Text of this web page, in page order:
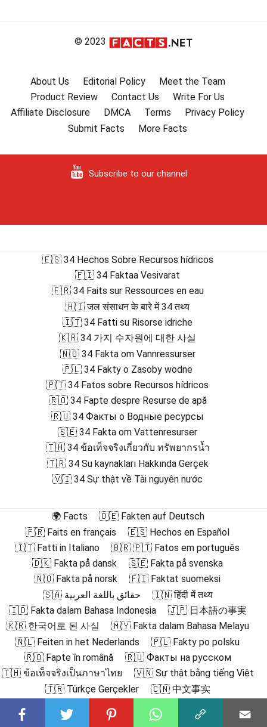
© 2023
About Us Editorial Policy
Meet the Team
Product Review
Contact Us
Write For Us
Affiliate Disclosure
DMCA Terms
Privacy Policy
Submit Facts
More Facts
Subscribe to our channel
🇪🇸 34 Hechos Sobre Recursos hídricos
🇫🇮 34 Faktaa Vesivarat
🇫🇷 34 Faits sur Ressources en eau
🇭🇮 जल संसाधन के बारे में 34 तथ्य
🇮🇹 34 Fatti su Risorse idriche
🇰🇷 34 가지 수자원에 대한 사실
🇳🇴 34 Fakta om Vannressurser
🇵🇱 34 Fakty o Zasoby wodne
🇵🇹 34 Fatos sobre Recursos hídricos
🇷🇴 34 Fapte despre Resurse de apă
🇷🇺 34 Факты о Водные ресурсы
🇸🇪 34 Fakta om Vattenresurser
🇹🇭 34 ข้อเท็จจริงเกี่ยวกับ ทรัพยากรน้ำ
🇹🇷 34 Su kaynakları Hakkında Gerçek
🇻🇮 34 Sự thật về Tài nguyên nước
🌍 Facts
🇩🇪 Fakten auf Deutsch
🇫🇷 Faits en français
🇪🇸 Hechos en Español
🇮🇹 Fatti in Italiano
🇧🇷 🇵🇹 Fatos em português
🇩🇰 Fakta på dansk
🇸🇪 Fakta på svenska
🇳🇴 Fakta på norsk
🇫🇮 Faktat suomeksi
🇸🇦 حقائق باللغة العربية
🇮🇳 हिंदी में तथ्य
🇮🇩 Fakta dalam Bahasa Indonesia
🇯🇵 日本語の事実
🇰🇷 한국어로 된 사실
🇲🇾 Fakta dalam Bahasa Melayu
🇳🇱 Feiten in het Nederlands
🇵🇱 Fakty po polsku
🇷🇴 Fapte în română
🇷🇺 Факты на русском
🇹🇭 ข้อเท็จจริงเป็นภาษาไทย
🇻🇳 Sự thật bằng tiếng Việt
🇹🇷 Türkçe Gerçekler
🇨🇳 中文事实